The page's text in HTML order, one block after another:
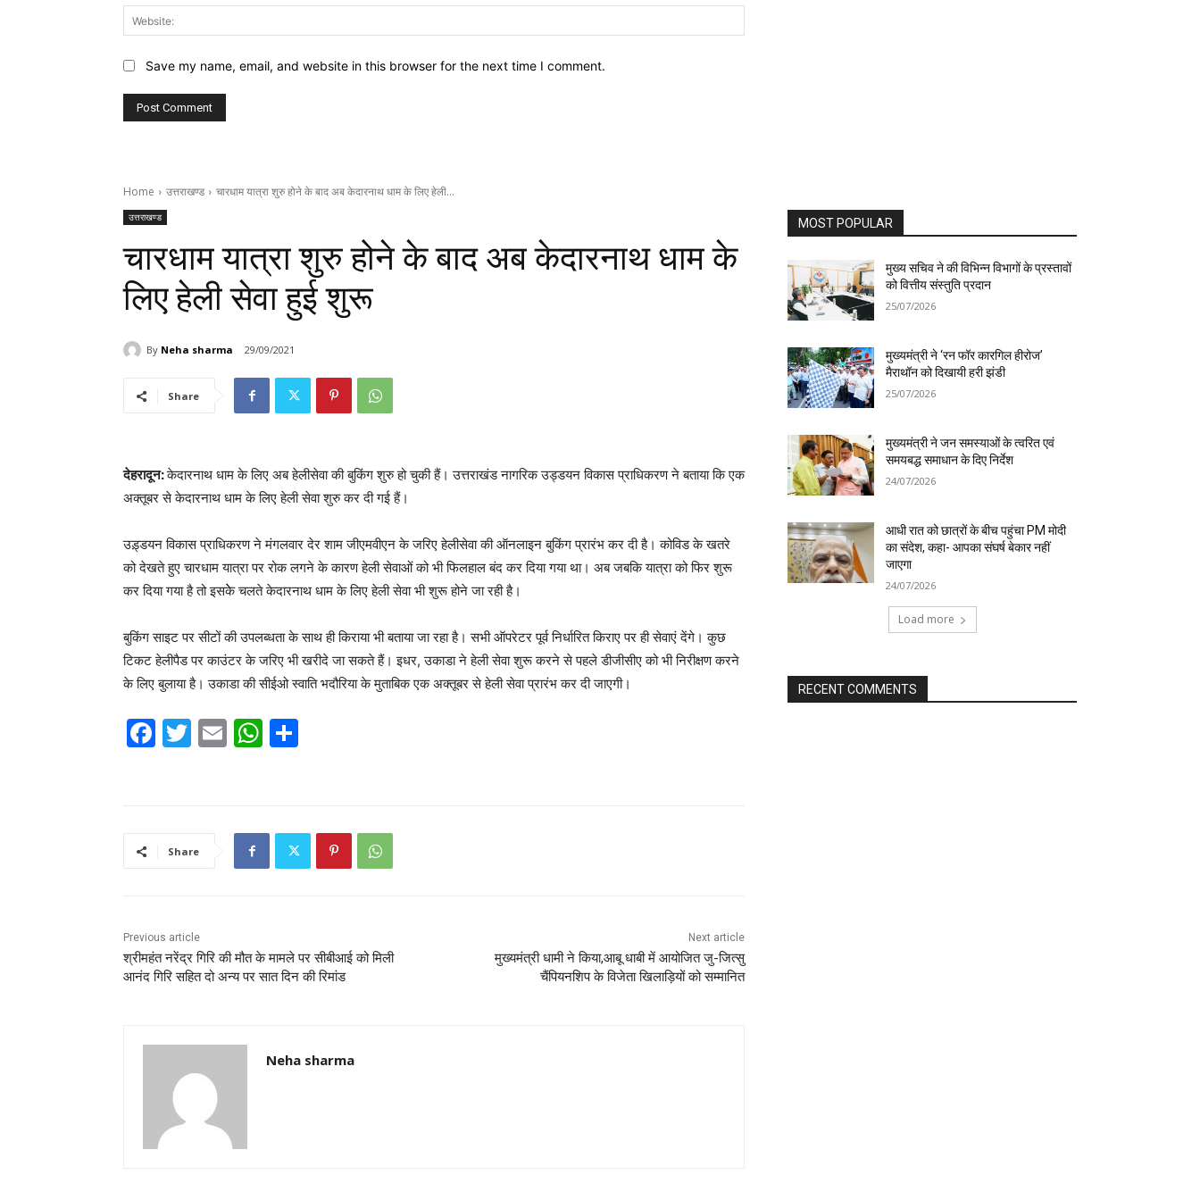
Save my name, email, and website in this browser for the next time I comment.